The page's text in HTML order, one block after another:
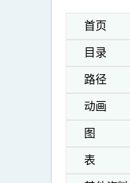
首页
目录
路径
动画
图
表